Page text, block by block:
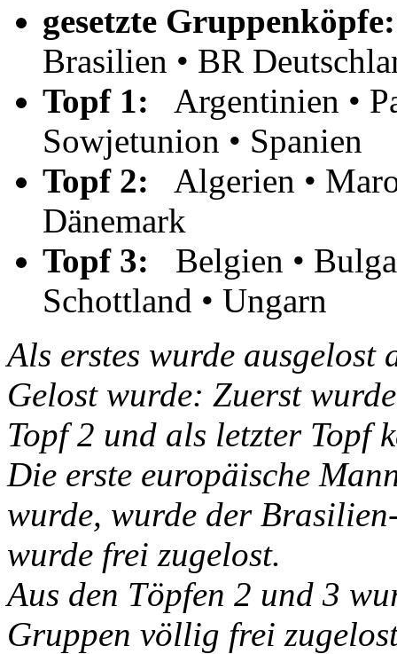
gesetzte Gruppenköpfe:
Brasilien • BR
Topf 1: Argentinien •
Sowjetunion • Spanien
Topf 2: Algerien •
Dänemark
Topf 3: Belgien •
Schottland • Ungarn
Als erstes wurde ausgelost
Gelost wurde: Zuerst
Topf 2 und als letzter Topf
Die erste europäische
wurde, wurde der
wurde frei zugelost.
Aus den Töpfen 2 und 3
Gruppen völlig frei